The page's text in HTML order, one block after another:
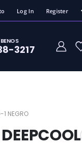
Log In Register
3217
NEGRO